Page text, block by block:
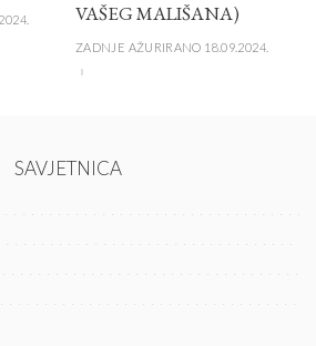
VAŠEG MALIŠANA)
ZADNJE AŽURIRANO 18.09.2024.
SAVJETNICA